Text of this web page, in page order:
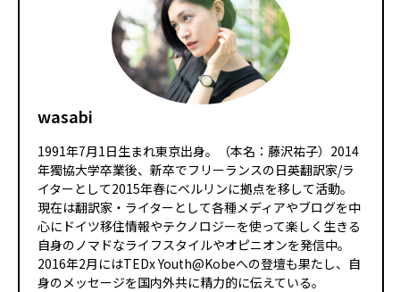
wasabi
1991年7月1日生まれ東京出身。（本名：藤沢祐子）2014
年獨協大学卒業後、新卒でフリーランスの日英翻訳家/ラ
イターとして2015年春にベルリンに拠点を移して活動。
現在は翻訳家・ライターとして各種メディアやブログを中
心にドイツ移住情報やテクノロジーを使って楽しく生きる
自身のノマドなライフスタイルやオピニオンを発信中。
2016年2月にはTEDx Youth@Kobeへの登壇も果たし、自
身のメッセージを国内外共に精力的に伝えている。